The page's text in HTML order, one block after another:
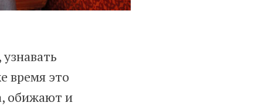
время это
обижают и